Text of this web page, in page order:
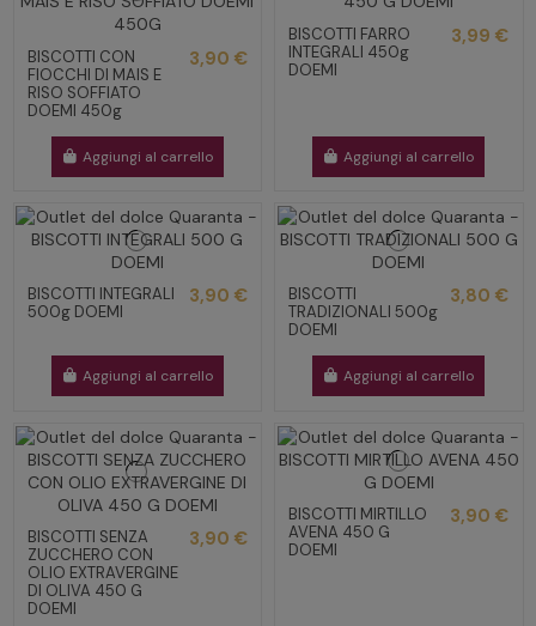
BISCOTTI CON
FIOCCHI DI MAIS E
RISO SOFFIATO
DOEMI 450g
3,90 €
Aggiungi al carrello
BISCOTTI FARRO
INTEGRALI 450g
DOEMI
3,99 €
Aggiungi al carrello
BISCOTTI INTEGRALI
500g DOEMI
3,90 €
Aggiungi al carrello
BISCOTTI
TRADIZIONALI 500g
DOEMI
3,80 €
Aggiungi al carrello
BISCOTTI SENZA
ZUCCHERO CON
OLIO EXTRAVERGINE
DI OLIVA 450 G
DOEMI
3,90 €
BISCOTTI MIRTILLO
AVENA 450 G
DOEMI
3,90 €